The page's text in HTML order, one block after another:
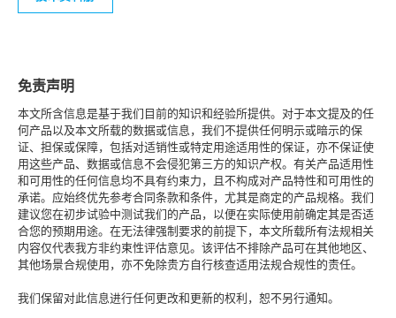
免责声明
本文所含信息是基于我们目前的知识和经验所提供。对于本文提及的任
何产品以及本文所载的数据或信息，我们不提供任何明示或暗示的保
证、担保或保障，包括对适销性或特定用途适用性的保证，亦不保证使
用这些产品、数据或信息不会侵犯第三方的知识产权。有关产品适用性
和可用性的任何信息均不具有约束力，且不构成对产品特性和可用性的
承诺。应始终优先参考合同条款和条件，尤其是商定的产品规格。我们
建议您在初步试验中测试我们的产品，以便在实际使用前确定其是否适
合您的预期用途。在无法律强制要求的前提下，本文所载所有法规相关
内容仅代表我方非约束性评估意见。该评估不排除产品可在其他地区、
其他场景合规使用，亦不免除贵方自行核查适用法规合规性的责任。
我们保留对此信息进行任何更改和更新的权利，恕不另行通知。